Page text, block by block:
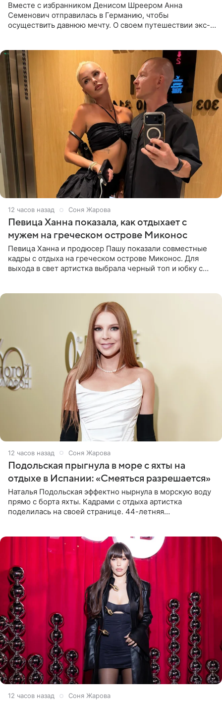
Вместе с избранником Денисом Шреером Анна
Семенович отправилась в Германию, чтобы
осуществить давнюю мечту. О своем путешествии экс-
12 часов назад Соня Жарова
Певица Ханна показала, как отдыхает с
мужем на греческом острове Миконос
Певица Ханна и продюсер Пашу показали совместные
кадры с отдыха на греческом острове Миконос. Для
выхода в свет артистка выбрала черный топ и юбку с
12 часов назад Соня Жарова
Подольская прыгнула в море с яхты на
отдыхе в Испании: «Смеяться разрешается»
Наталья Подольская эффектно нырнула в морскую воду
прямо с борта яхты. Кадрами с отдыха артистка
поделилась на своей странице. 44-летняя
12 часов назад Соня Жарова